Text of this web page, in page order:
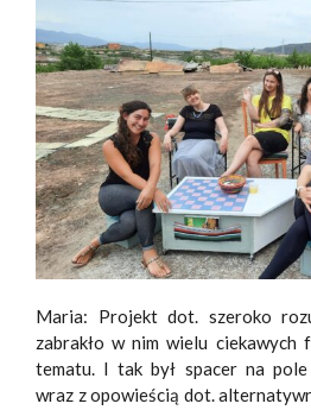
Maria: Projekt dot. szeroko
zabrakło w nim wielu
tematu. I tak był spacer na
wraz z opowieścią dot.